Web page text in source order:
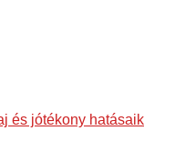
és jótékony hatásaik